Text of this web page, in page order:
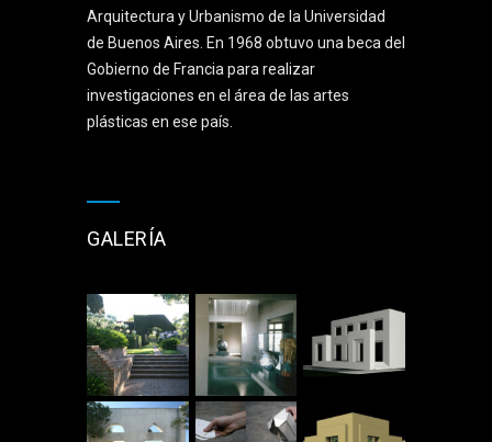
Arquitectura y Urbanismo de la Universidad
de Buenos Aires. En 1968 obtuvo una beca del
Gobierno de Francia para realizar
investigaciones en el área de las artes
plásticas en ese país.
GALERÍA